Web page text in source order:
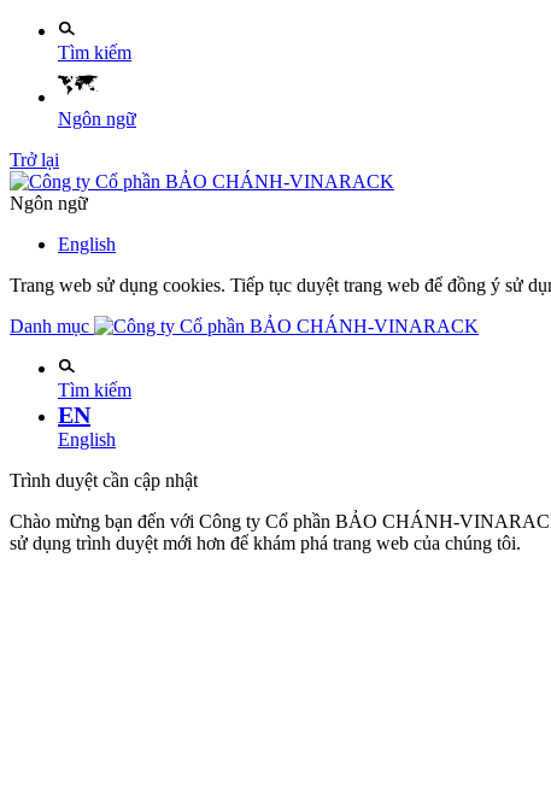
Tìm kiếm
Ngôn ngữ
Trở lại
Ngôn ngữ
English
Trang web sử dụng cookies. Tiếp tục duyệt trang web để đồng ý sử
Danh mục
Tìm kiếm
EN
English
Trình duyệt cần cập nhật
Chào mừng bạn đến với Công ty Cổ phần BẢO CHÁNH-
sử dụng trình duyệt mới hơn để khám phá trang web của chúng tôi.